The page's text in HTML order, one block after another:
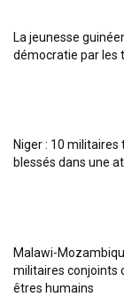
La jeunesse
démocratie par les
Niger : 10
blessés dans une
Malawi-
militaires conjoints
êtres humains